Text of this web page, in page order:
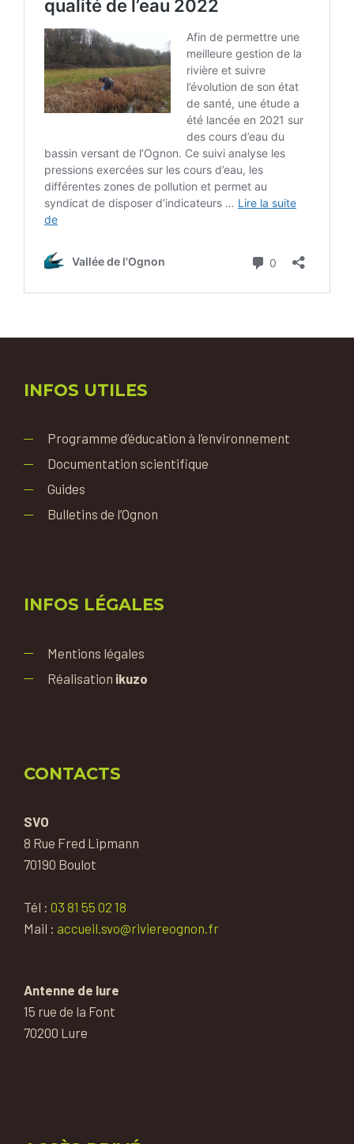
INFOS UTILES
Programme d’éducation à l’environnement
Documentation scientifique
Guides
Bulletins de l’Ognon
INFOS LÉGALES
Mentions légales
Réalisation ikuzo
CONTACTS
SVO
8 Rue Fred Lipmann
70190 Boulot
Tél : 03 81 55 02 18
Mail : accueil.svo@riviereognon.fr
Antenne de lure
15 rue de la Font
70200 Lure